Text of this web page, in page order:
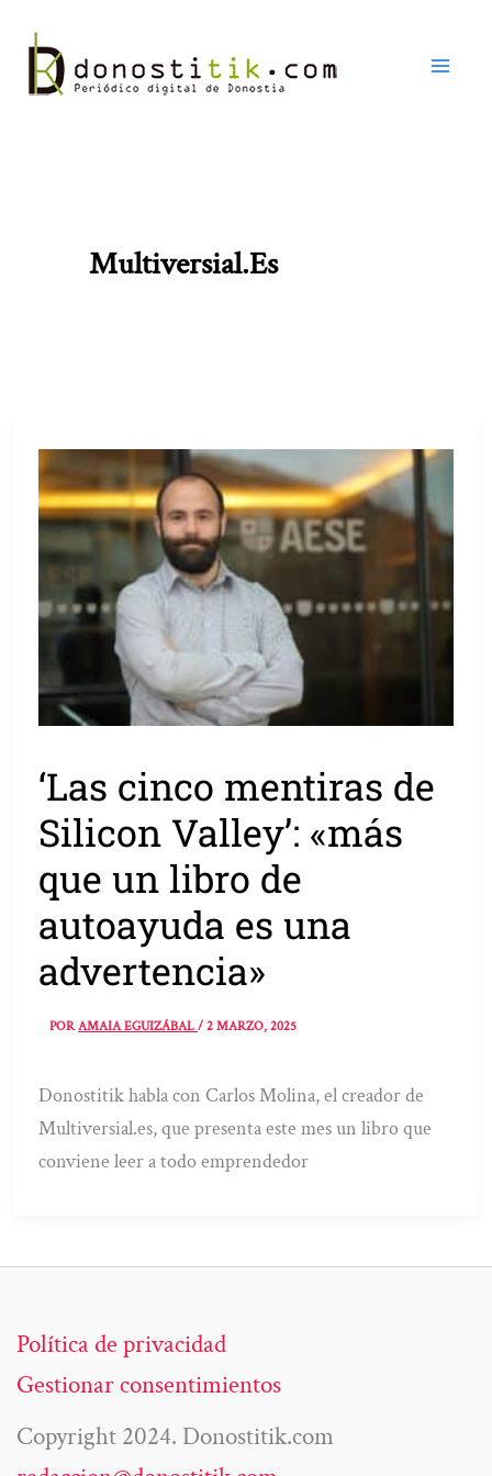
contenido
Multiversial.es
‘Las cinco mentiras de
Silicon Valley’: «más
que un libro de
autoayuda es una
advertencia»
PORAMAIA EGUIZÁBAL/2 MARZO, 2025
Donostitik habla con Carlos Molina, el creador de
Multiversial.es, que presenta este mes un libro que
conviene leer a todo emprendedor
Política de privacidad
Gestionar consentimientos
Copyright 2024. Donostitik.com